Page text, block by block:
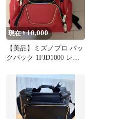
現在 ¥10,000
【美品】ミズノプロ バッ
クパック 1FJD1000 レッ